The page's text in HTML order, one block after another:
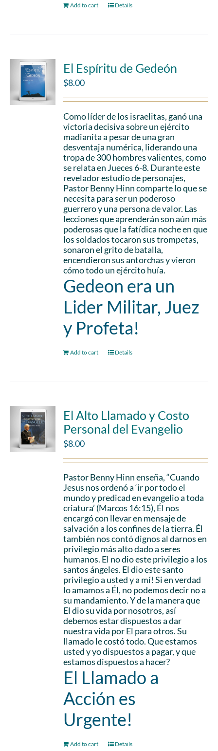
Add to cart Details
El Espíritu de Gedeón
$8.00
Como líder de los israelitas, ganó una
victoria decisiva sobre un ejército
madianita a pesar de una gran
desventaja numérica, liderando una
tropa de 300 hombres valientes, como
se relata en Jueces 6-8. Durante este
revelador estudio de personajes,
Pastor Benny Hinn comparte lo que se
necesita para ser un poderoso
guerrero y una persona de valor. Las
lecciones que aprenderán son aún más
poderosas que la fatídica noche en que
los soldados tocaron sus trompetas,
sonaron el grito de batalla,
encendieron sus antorchas y vieron
cómo todo un ejército huía.
Gedeon era un
Lider Militar, Juez
y Profeta!
Add to cart Details
El Alto Llamado y Costo
Personal del Evangelio
$8.00
Pastor Benny Hinn enseña, “Cuando
Jesus nos ordenó a ‘ir por todo el
mundo y predicad en evangelio a toda
criatura’ (Marcos 16:15), Él nos
encargó con llevar en mensaje de
salvación a los confines de la tierra. Él
también nos contó dignos al darnos en
privilegio más alto dado a seres
humanos. El no dio este privilegio a los
santos ángeles. El dio este santo
privilegio a usted y a mí! Si en verdad
lo amamos a Él, no podemos decir no a
su mandamiento. Y de la manera que
El dio su vida por nosotros, así
debemos estar dispuestos a dar
nuestra vida por El para otros. Su
llamado le costó todo. Que estamos
usted y yo dispuestos a pagar, y que
estamos dispuestos a hacer?
El Llamado a
Acción es
Urgente!
Add to cart Details